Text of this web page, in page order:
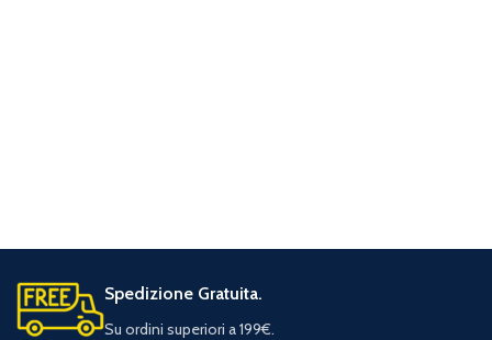
Spedizione Gratuita.
Su ordini superiori a 199€.